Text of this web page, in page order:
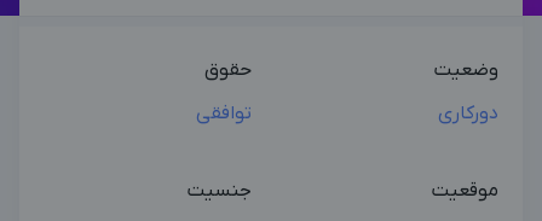
وضعیت
دورکاری
حقوق
توافقی
موقعیت
جنسیت